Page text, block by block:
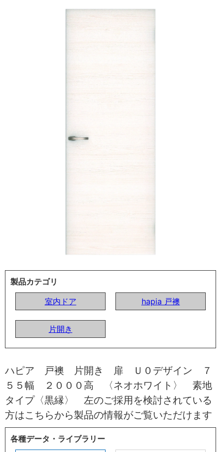
製品カテゴリ
室内ドア
hapia 戸襖
片開き
ハピア 戸襖 片開き 扉 Ｕ０デザイン ７
５５幅 ２０００高 〈ネオホワイト〉 素地
タイプ〈黒縁〉 左のご採用を検討されている
方はこちらから製品の情報がご覧いただけます
各種データ・ライブラリー